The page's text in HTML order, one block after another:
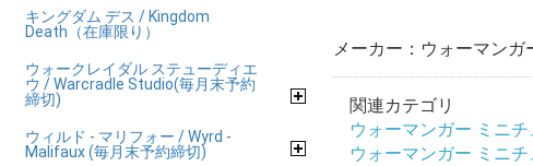
キングダム デス / Kingdom
Death（在庫限り）
ウォークレイダル ステューディエ
ウ / Warcradle Studio(毎月末予約
締切)
ウィルド - マリフォー / Wyrd -
Malifaux (毎月末予約締切)
メーカー：ウォーマンガ
関連カテゴリ
ウォーマンガー ミニチ
ウォーマンガー ミニチ